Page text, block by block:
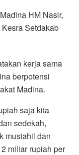
HM Nasir,
Setdakab
kerja sama
berpotensi
Madina.
saja kita
sedekah,
mustahil dan
miliar rupiah per